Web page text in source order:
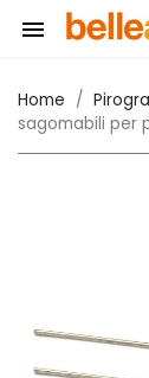

Home
sagomabili per